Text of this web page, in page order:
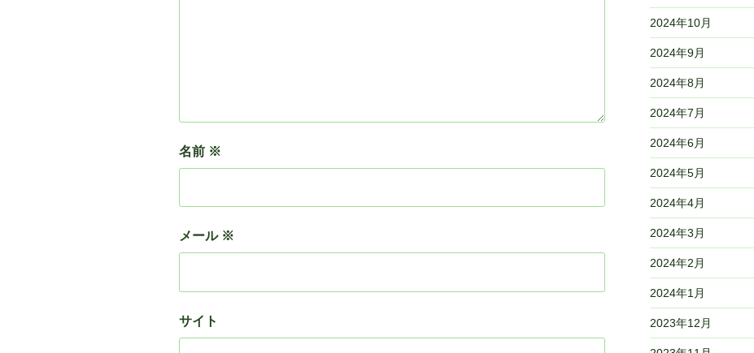
名前 ※
メール ※
サイト
2024年10月
2024年9月
2024年8月
2024年7月
2024年6月
2024年5月
2024年4月
2024年3月
2024年2月
2024年1月
2023年12月